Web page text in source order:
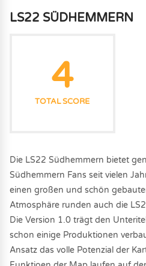
LS22 SÜDHEMMERN
4
TOTAL SCORE
Die LS22 Südhemmern bietet
Südhemmern Fans seit vielen
einen großen und schön
Atmosphäre runden auch die
Die Version 1.0 trägt den
schon einige Produktionen
Ansatz das volle Potenzial der